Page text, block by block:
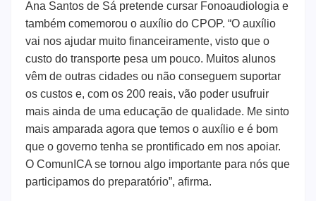
Ana Santos de Sá pretende cursar Fonoaudiologia e
também comemorou o auxílio do CPOP. “O auxílio
vai nos ajudar muito financeiramente, visto que o
custo do transporte pesa um pouco. Muitos alunos
vêm de outras cidades ou não conseguem suportar
os custos e, com os 200 reais, vão poder usufruir
mais ainda de uma educação de qualidade. Me sinto
mais amparada agora que temos o auxílio e é bom
que o governo tenha se prontificado em nos apoiar.
O ComunICA se tornou algo importante para nós que
participamos do preparatório”, afirma.